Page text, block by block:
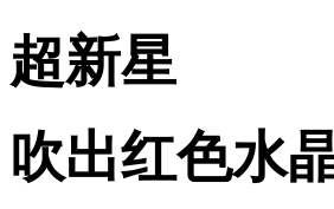
超新星
吹出红色水